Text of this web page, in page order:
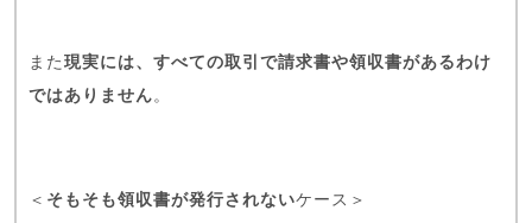
また 現実には、すべての取引で請求書や領収書があるわけ
ではありません。
＜ そもそも領収書が発行されないケース＞